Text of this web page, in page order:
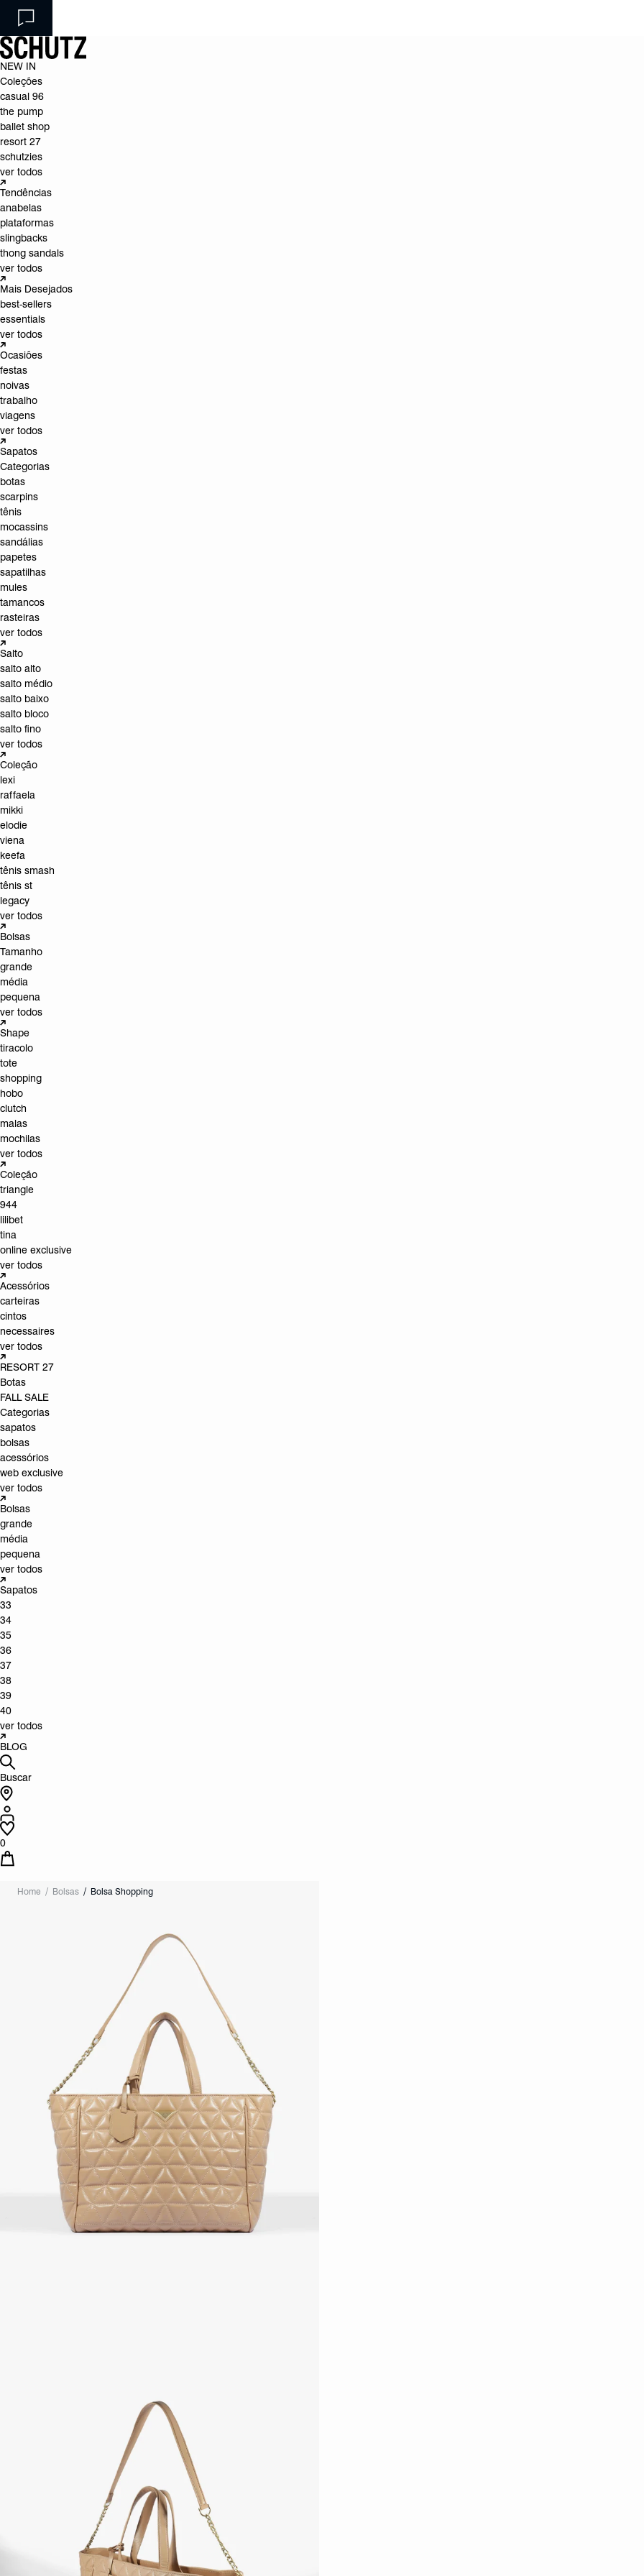
NEW IN
Coleções
casual 96
the pump
ballet shop
resort 27
schutzies
ver todos
Tendências
anabelas
plataformas
slingbacks
thong sandals
ver todos
Mais Desejados
best-sellers
essentials
ver todos
Ocasiões
festas
noivas
trabalho
viagens
ver todos
Sapatos
Categorias
botas
scarpins
tênis
mocassins
sandálias
papetes
sapatilhas
mules
tamancos
rasteiras
ver todos
Salto
salto alto
salto médio
salto baixo
salto bloco
salto fino
ver todos
Coleção
lexi
raffaela
mikki
elodie
viena
keefa
tênis smash
tênis st
legacy
ver todos
Bolsas
Tamanho
grande
média
pequena
ver todos
Shape
tiracolo
tote
shopping
hobo
clutch
malas
mochilas
ver todos
Coleção
triangle
944
lilibet
tina
online exclusive
ver todos
Acessórios
carteiras
cintos
necessaires
ver todos
RESORT 27
Botas
FALL SALE
Categorias
sapatos
bolsas
acessórios
web exclusive
ver todos
Bolsas
grande
média
pequena
ver todos
Sapatos
33
34
35
36
37
38
39
40
ver todos
BLOG
Buscar
0
Home Bolsas Bolsa Shopping